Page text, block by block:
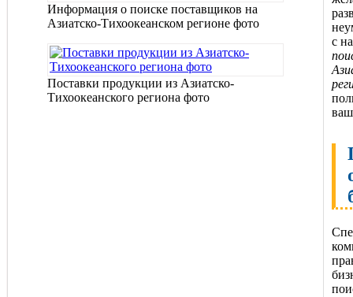
Информация о поиске поставщиков на
Азиатско-Тихоокеанском регионе фото
Поставки продукции из Азиатско-
Тихоокеанского региона фото
с